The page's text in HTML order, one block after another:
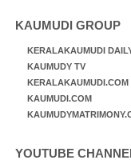
KAUMUDI GROUP
KERALAKAUMUDI
KAUMUDY TV
KERALAKAUMUDI.COM
KAUMUDI.COM
YOUTUBE